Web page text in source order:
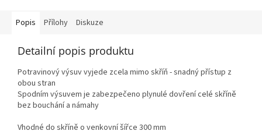
Popis Přílohy Diskuze
Detailní popis produktu
Potravinový výsuv vyjede zcela mimo skříň - snadný přístup z
obou stran
Spodním výsuvem je zabezpečeno plynulé dovření celé skříně
bez bouchání a námahy
Vhodné do skříně o venkovní šířce 300 mm